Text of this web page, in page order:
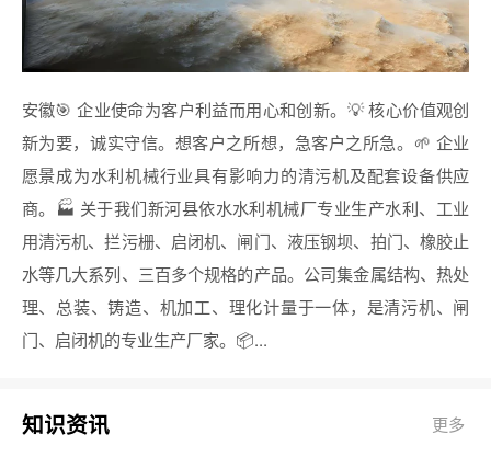
安徽🎯 企业使命为客户利益而用心和创新。💡 核心价值观创
新为要，诚实守信。想客户之所想，急客户之所急。🌱 企业
愿景成为水利机械行业具有影响力的清污机及配套设备供应
商。🏭 关于我们新河县依水水利机械厂专业生产水利、工业
用清污机、拦污栅、启闭机、闸门、液压钢坝、拍门、橡胶止
水等几大系列、三百多个规格的产品。公司集金属结构、热处
理、总装、铸造、机加工、理化计量于一体，是清污机、闸
门、启闭机的专业生产厂家。📦...
知识资讯 更多